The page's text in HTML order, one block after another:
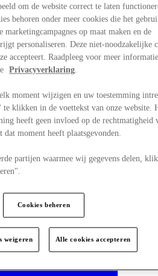
om de website correct te laten
behoren onder meer cookies die het
marketingcampagnes op maat maken en de
personaliseren. Deze niet-noodzakelijke
accepteert. Raadpleeg voor meer
Privacyverklaring.
moment wijzigen en uw toestemming
te klikken in de voettekst van onze website.
heeft geen invloed op de rechtmatigheid
dat moment heeft plaatsgevonden.
partijen waarmee wij gegevens delen,
Cookies beheren
weigeren Alle cookies accepteren